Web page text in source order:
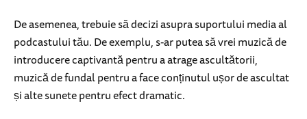
De asemenea, trebuie să decizi asupra suportului media al
podcastului tău. De exemplu, s-ar putea să vrei muzică de
introducere captivantă pentru a atrage ascultătorii,
muzică de fundal pentru a face conținutul ușor de ascultat
și alte sunete pentru efect dramatic.